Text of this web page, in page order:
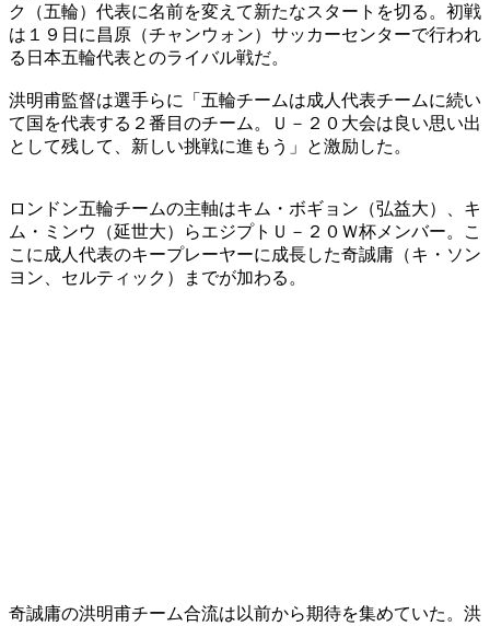
ク（五輪）代表に名前を変えて新たなスタートを切る。初戦
は１９日に昌原（チャンウォン）サッカーセンターで行われ
る日本五輪代表とのライバル戦だ。
洪明甫監督は選手らに「五輪チームは成人代表チームに続い
て国を代表する２番目のチーム。Ｕ－２０大会は良い思い出
として残して、新しい挑戦に進もう」と激励した。
ロンドン五輪チームの主軸はキム・ボギョン（弘益大）、キ
ム・ミンウ（延世大）らエジプトＵ－２０Ｗ杯メンバー。こ
こに成人代表のキープレーヤーに成長した奇誠庸（キ・ソン
ヨン、セルティック）までが加わる。
奇誠庸の洪明甫チーム合流は以前から期待を集めていた。洪